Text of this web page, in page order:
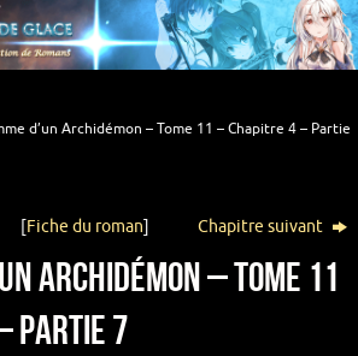
d’un Archidémon – Tome 11 – Chapitre 4 – Partie
[Fiche du roman] Chapitre suivant
Archidémon – Tome 11
Partie 7